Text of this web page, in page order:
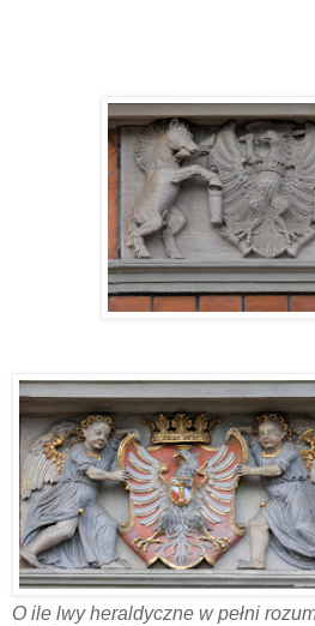
O ile lwy heraldyczne w pełni